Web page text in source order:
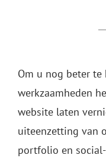
Om u nog beter
werkzaamheden
website laten
uiteenzetting van
portfolio en